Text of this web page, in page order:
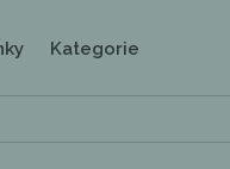
Kategorie